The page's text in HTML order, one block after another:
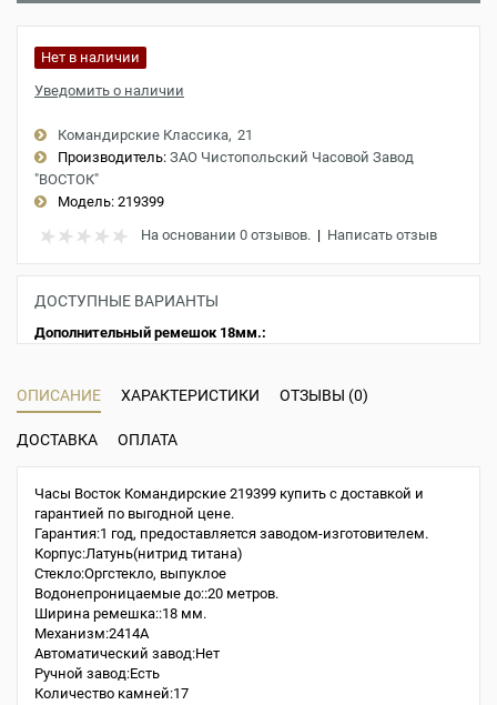
Нет в наличии
Уведомить о наличии
Командирские Классика 21
Производитель: ЗАО Чистопольский Часовой Завод
"ВОСТОК"
Модель: 219399
На основании 0 отзывов. | Написать отзыв
ДОСТУПНЫЕ ВАРИАНТЫ
Дополнительный ремешок 18мм.:
ОПИСАНИЕ ХАРАКТЕРИСТИКИ ОТЗЫВЫ (0)
ДОСТАВКА ОПЛАТА
Часы Восток Командирские 219399 купить с доставкой и
гарантией по выгодной цене.
Гарантия:1 год, предоставляется заводом-изготовителем.
Корпус:Латунь(нитрид титана)
Стекло:Оргстекло, выпуклое
Водонепроницаемые до::20 метров.
Ширина ремешка::18 мм.
Механизм:2414A
Автоматический завод:Нет
Ручной завод:Есть
Количество камней:17